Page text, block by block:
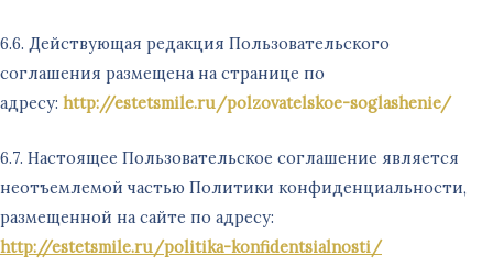
6.6. Действующая редакция Пользовательского
соглашения размещена на странице по
адресу: http://estetsmile.ru/polzovatelskoe-soglashenie/
6.7. Настоящее Пользовательское соглашение является
неотъемлемой частью Политики конфиденциальности,
размещенной на сайте по адресу:
http://estetsmile.ru/politika-konfidentsialnosti/